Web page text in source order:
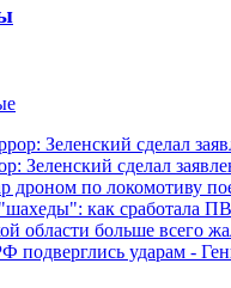
Зеленский сделал
дроном по локомотиву
как сработала
области больше всего
подверглись ударам -